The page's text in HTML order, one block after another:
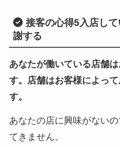
接客の心得5入店し
謝する
あなたが働いている店舗
す。店舗はお客様によっ
す。
あなたの店に興味がない
てきません。